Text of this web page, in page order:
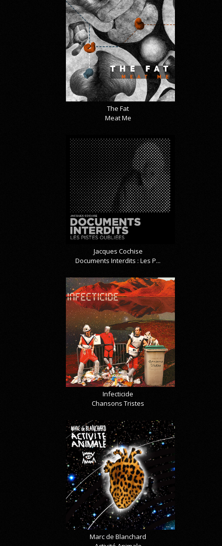
The Fat
Meat Me
Jacques Cochise
Documents Interdits : Les P...
Infecticide
Chansons Tristes
Marc de Blanchard